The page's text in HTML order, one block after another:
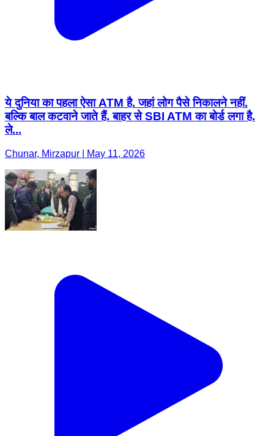
ये दुनिया का पहला ऐसा ATM है. जहां लोग पैसे निकालने नहीं.
बल्कि बाल कटवाने जाते हैं. बाहर से SBI ATM का बोर्ड लगा है.
ले...
Chunar, Mirzapur | May 11, 2026